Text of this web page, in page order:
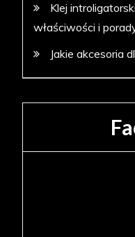
Klej
właściwości i
Jakie akcesoria